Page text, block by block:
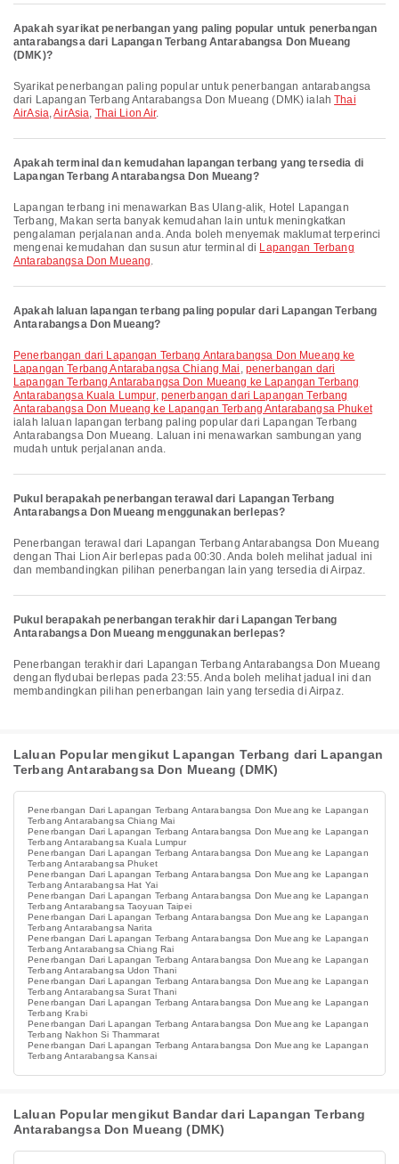
Apakah syarikat penerbangan yang paling popular untuk penerbangan
antarabangsa dari Lapangan Terbang Antarabangsa Don Mueang
(DMK)?
Syarikat penerbangan paling popular untuk penerbangan antarabangsa
dari Lapangan Terbang Antarabangsa Don Mueang (DMK) ialahThai
AirAsia,AirAsia, Thai Lion Air.
Apakah terminal dan kemudahan lapangan terbang yang tersedia di
Lapangan Terbang Antarabangsa Don Mueang?
Lapangan terbang ini menawarkan Bas Ulang-alik, Hotel Lapangan
Terbang, Makan serta banyak kemudahan lain untuk meningkatkan
pengalaman perjalanan anda. Anda boleh menyemak maklumat terperinci
mengenai kemudahan dan susun atur terminal di Lapangan Terbang
Antarabangsa Don Mueang.
Apakah laluan lapangan terbang paling popular dari Lapangan Terbang
Antarabangsa Don Mueang?
penerbangan dari Lapangan Terbang Antarabangsa Don Mueang ke
Lapangan Terbang Antarabangsa Chiang Mai , penerbangan dari
Lapangan Terbang Antarabangsa Don Mueang ke Lapangan Terbang
Antarabangsa Kuala Lumpur, penerbangan dari Lapangan Terbang
Antarabangsa Don Mueang ke Lapangan Terbang Antarabangsa Phuket
ialah laluan lapangan terbang paling popular dari Lapangan Terbang
Antarabangsa Don Mueang. Laluan ini menawarkan sambungan yang
mudah untuk perjalanan anda.
Pukul berapakah penerbangan terawal dari Lapangan Terbang
Antarabangsa Don Mueang menggunakan berlepas?
Penerbangan terawal dari Lapangan Terbang Antarabangsa Don Mueang
dengan Thai Lion Air berlepas pada 00:30. Anda boleh melihat jadual ini
dan membandingkan pilihan penerbangan lain yang tersedia di Airpaz.
Pukul berapakah penerbangan terakhir dari Lapangan Terbang
Antarabangsa Don Mueang menggunakan berlepas?
Penerbangan terakhir dari Lapangan Terbang Antarabangsa Don Mueang
dengan flydubai berlepas pada 23:55. Anda boleh melihat jadual ini dan
membandingkan pilihan penerbangan lain yang tersedia di Airpaz.
Laluan Popular mengikut Lapangan Terbang dari Lapangan
Terbang Antarabangsa Don Mueang (DMK)
Penerbangan Dari Lapangan Terbang Antarabangsa Don Mueang ke Lapangan
Terbang Antarabangsa Chiang Mai
Penerbangan Dari Lapangan Terbang Antarabangsa Don Mueang ke Lapangan
Terbang Antarabangsa Kuala Lumpur
Penerbangan Dari Lapangan Terbang Antarabangsa Don Mueang ke Lapangan
Terbang Antarabangsa Phuket
Penerbangan Dari Lapangan Terbang Antarabangsa Don Mueang ke Lapangan
Terbang Antarabangsa Hat Yai
Penerbangan Dari Lapangan Terbang Antarabangsa Don Mueang ke Lapangan
Terbang Antarabangsa Taoyuan Taipei
Penerbangan Dari Lapangan Terbang Antarabangsa Don Mueang ke Lapangan
Terbang Antarabangsa Narita
Penerbangan Dari Lapangan Terbang Antarabangsa Don Mueang ke Lapangan
Terbang Antarabangsa Chiang Rai
Penerbangan Dari Lapangan Terbang Antarabangsa Don Mueang ke Lapangan
Terbang Antarabangsa Udon Thani
Penerbangan Dari Lapangan Terbang Antarabangsa Don Mueang ke Lapangan
Terbang Antarabangsa Surat Thani
Penerbangan Dari Lapangan Terbang Antarabangsa Don Mueang ke Lapangan
Terbang Krabi
Penerbangan Dari Lapangan Terbang Antarabangsa Don Mueang ke Lapangan
Terbang Nakhon Si Thammarat
Penerbangan Dari Lapangan Terbang Antarabangsa Don Mueang ke Lapangan
Terbang Antarabangsa Kansai
Laluan Popular mengikut Bandar dari Lapangan Terbang
Antarabangsa Don Mueang (DMK)